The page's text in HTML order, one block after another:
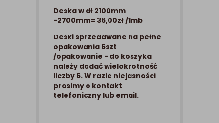
Deska w dł 2100mm
-2700mm= 36,00zł /1mb
Deski sprzedawane na pełne
opakowania 6szt
/opakowanie - do koszyka
należy dodać wielokrotność
liczby 6. W razie niejasności
prosimy o kontakt
telefoniczny lub email.